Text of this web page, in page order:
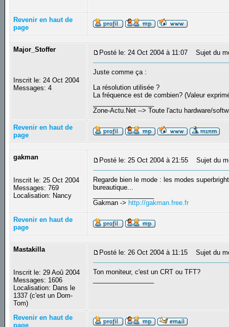
Revenir en haut de
page
Major_Stoffer
Inscrit le: 24 Oct 2004
Messages: 4
Posté le: 24 Oct 2004 à 11:07 Sujet du
Juste comme ça :
La résolution utilisée ?
La fréquence est de combien? (Valeur
Zone-Actu.Net --> Toute l'actu hardware/
Revenir en haut de
page
gakman
Inscrit le: 25 Oct 2004
Messages: 769
Localisation: Nancy
Posté le: 25 Oct 2004 à 21:55 Sujet du
Regarde bien le mode : les modes
bureautique...
Gakman -> http://gakman.free.fr
Revenir en haut de
page
Mastakilla
Inscrit le: 29 Aoû 2004
Messages: 1606
Localisation: Dans le
1337 (c'est un Dom-
Tom)
Posté le: 26 Oct 2004 à 11:15 Sujet du
Ton moniteur, c'est un CRT ou TFT?
Revenir en haut de
page